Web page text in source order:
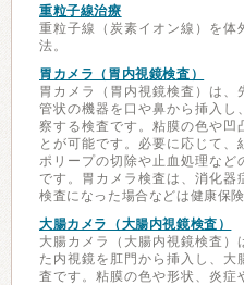
重粒子線治療
重粒子線（炭素イオン線）を体
法。
胃カメラ（胃内視鏡検査）
胃カメラ（胃内視鏡検査）は、
管状の機器を口や鼻から挿入し
察する検査です。粘膜の色や凹
とが可能です。必要に応じて、
ポリープの切除や止血処理など
です。胃カメラ検査は、消化器
検査になった場合などは健康保
大腸カメラ（大腸内視鏡検査）
大腸カメラ（大腸内視鏡検査）
た内視鏡を肛門から挿入し、大
査です。粘膜の色や形状、炎症